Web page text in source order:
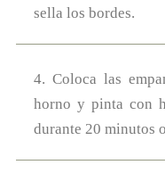
sella los bordes.
4. Coloca las
horno y pinta con
durante 20 minutos